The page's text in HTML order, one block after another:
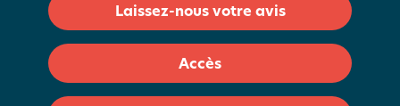
Laissez-nous votre avis
Accès